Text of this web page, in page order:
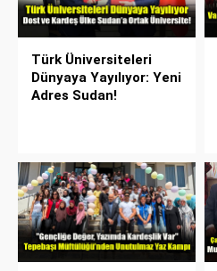
Türk Üniversiteleri
Dünyaya Yayılıyor: Yeni
Adres Sudan!